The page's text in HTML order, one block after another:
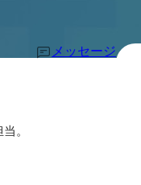
メッセージ
。